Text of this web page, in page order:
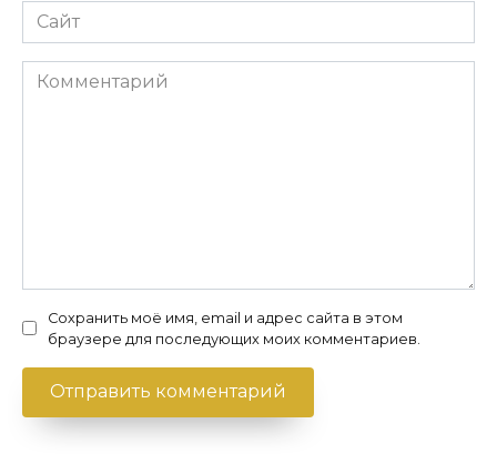
Сайт
Комментарий
Сохранить моё имя, email и адрес сайта в этом
браузере для последующих моих комментариев.